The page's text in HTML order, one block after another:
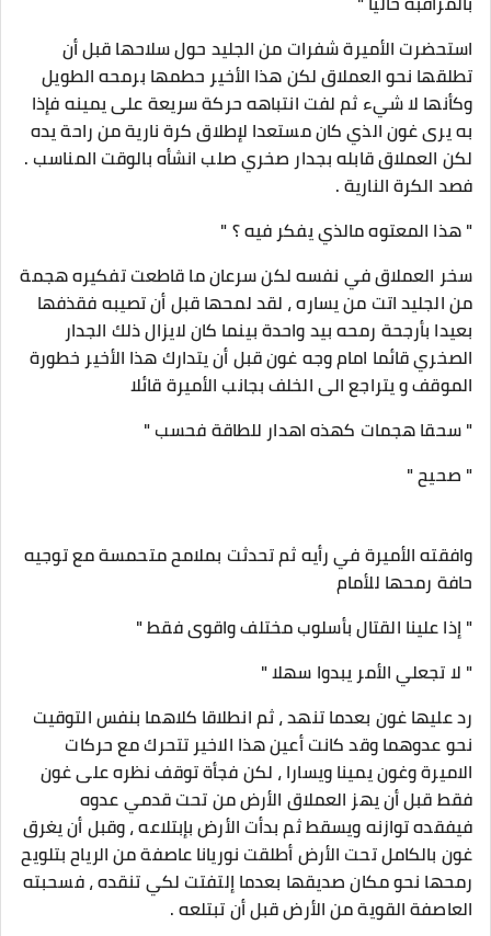
استحضرت الأميرة شفرات من الجليد حول سلاحها قبل أن
تطلقها نحو العملاق لكن هذا الأخير حطمها برمحه الطويل
وكأنها لا شيء ثم لفت انتباهه حركة سريعة على يمينه فإذا
به يرى غون الذي كان مستعدا لإطلاق كرة نارية من راحة يده
لكن العملاق قابله بجدار صخري صلب انشأه بالوقت المناسب .
فصد الكرة النارية .
" هذا المعتوه مالذي يفكر فيه ؟ "
سخر العملاق في نفسه لكن سرعان ما قاطعت تفكيره هجمة
من الجليد اتت من يساره ، لقد لمحها قبل أن تصيبه فقذفها
بعيدا بأرجحة رمحه بيد واحدة بينما كان لايزال ذلك الجدار
الصخري قائما امام وجه غون قبل أن يتدارك هذا الأخير خطورة
الموقف و يتراجع الى الخلف بجانب الأميرة قائلا
" سحقا هجمات كهذه اهدار للطاقة فحسب "
" صحيح "
وافقته الأميرة في رأيه ثم تحدثت بملامح متحمسة مع توجيه
حافة رمحها للأمام
" إذا علينا القتال بأسلوب مختلف واقوى فقط "
" لا تجعلي الأمر يبدوا سهلا "
رد عليها غون بعدما تنهد ، ثم انطلاقا كلاهما بنفس التوقيت
نحو عدوهما وقد كانت أعين هذا الاخير تتحرك مع حركات
الاميرة وغون يمينا ويسارا ، لكن فجأة توقف نظره على غون
فقط قبل أن يهز العملاق الأرض من تحت قدمي عدوه
فيفقده توازنه ويسقط ثم بدأت الأرض بإبتلاعه ، وقبل أن يغرق
غون بالكامل تحت الأرض أطلقت نوريانا عاصفة من الرياح بتلويح
رمحها نحو مكان صديقها بعدما إلتفتت لكي تنقده ، فسحبته
العاصفة القوية من الأرض قبل أن تبتلعه .